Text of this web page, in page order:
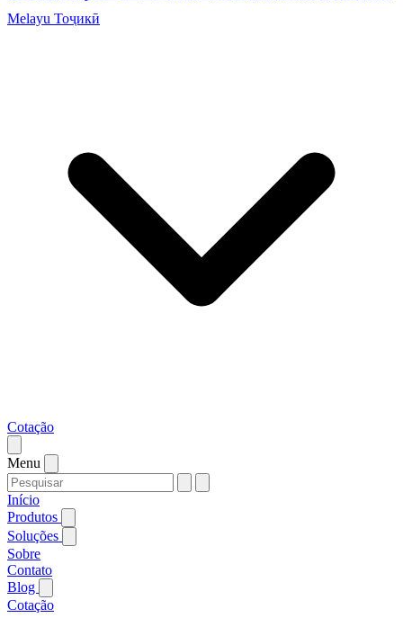
Melayu Тоҷикӣ
Cotação
Menu
Início
Produtos
Soluções
Sobre
Contato
Blog
Cotação